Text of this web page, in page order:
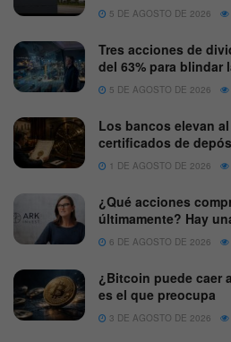
5 DE AGOSTO DE 2026
Tres acciones de
del 63% para blindar
5 DE AGOSTO DE 2026
Los bancos elevan
certificados de
1 DE AGOSTO DE 2026
¿Qué acciones
últimamente? Hay
6 DE AGOSTO DE 2026
¿Bitcoin puede caer
es el que preocupa
3 DE AGOSTO DE 2026